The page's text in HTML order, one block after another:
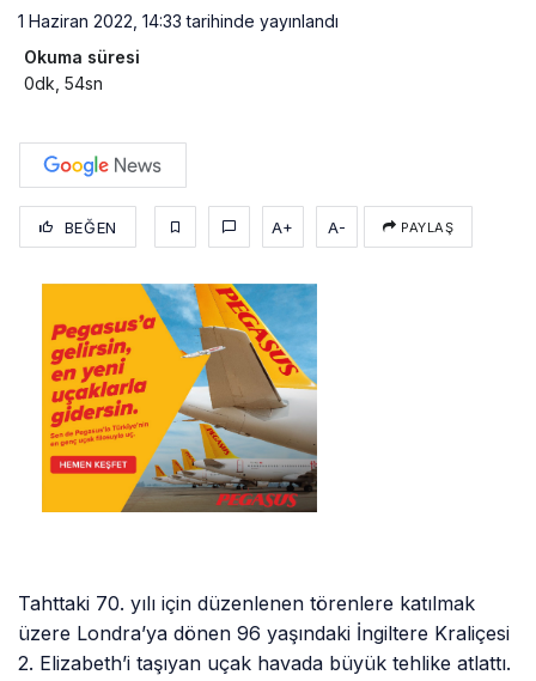
1 Haziran 2022, 14:33 tarihinde yayınlandı
Okuma süresi
0dk, 54sn
BEĞEN A+ A- PAYLAŞ
Tahttaki 70. yılı için düzenlenen törenlere katılmak
üzere Londra’ya dönen 96 yaşındaki İngiltere Kraliçesi
2. Elizabeth’i taşıyan uçak havada büyük tehlike atlattı.